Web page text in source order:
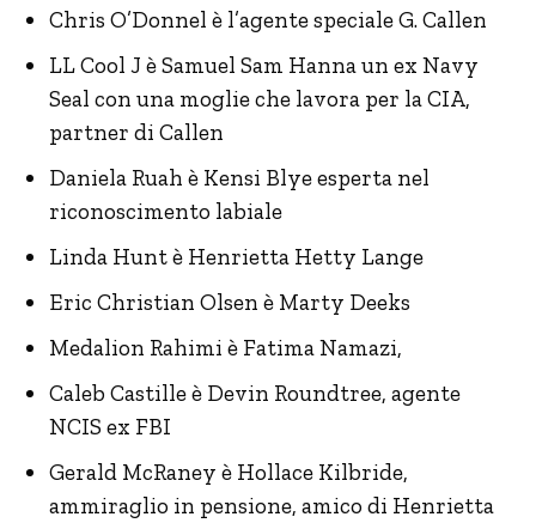
Chris O’Donnel è l’agente speciale G. Callen
LL Cool J è Samuel Sam Hanna un ex Navy
Seal con una moglie che lavora per la CIA,
partner di Callen
Daniela Ruah è Kensi Blye esperta nel
riconoscimento labiale
Linda Hunt è Henrietta Hetty Lange
Eric Christian Olsen è Marty Deeks
Medalion Rahimi è Fatima Namazi,
Caleb Castille è Devin Roundtree, agente
NCIS ex FBI
Gerald McRaney è Hollace Kilbride,
ammiraglio in pensione, amico di Henrietta